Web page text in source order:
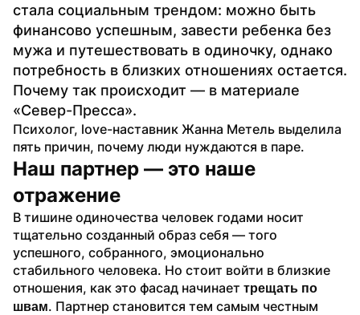
стала социальным трендом: можно быть
финансово успешным, завести ребенка без
мужа и путешествовать в одиночку, однако
потребность в близких отношениях остается.
Почему так происходит — в материале
«Север-Пресса».
Психолог, love-наставник Жанна Метель выделила
пять причин, почему люди нуждаются в паре.
Наш партнер — это наше
отражение
В тишине одиночества человек годами носит
тщательно созданный образ себя — того
успешного, собранного, эмоционально
стабильного человека. Но стоит войти в близкие
отношения, как это фасад начинает трещать по
швам. Партнер становится тем самым честным